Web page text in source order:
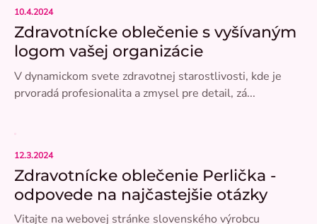
Zdravotnícke oblečenie s vyšívaným
logom vašej organizácie
10.4.2024
V dynamickom svete zdravotnej starostlivosti, kde je
prvoradá profesionalita a zmysel pre detail, zá...
Zdravotnícke oblečenie Perlička -
odpovede na najčastejšie otázky
12.3.2024
Vitajte na webovej stránke slovenského výrobcu